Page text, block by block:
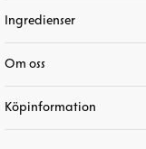
Ingredienser
Om oss
Köpinformation